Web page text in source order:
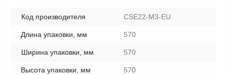
Код производителя CSE22-M3-EU
Длина упаковки, мм 570
Ширина упаковки, мм 570
Высота упаковки, мм 570